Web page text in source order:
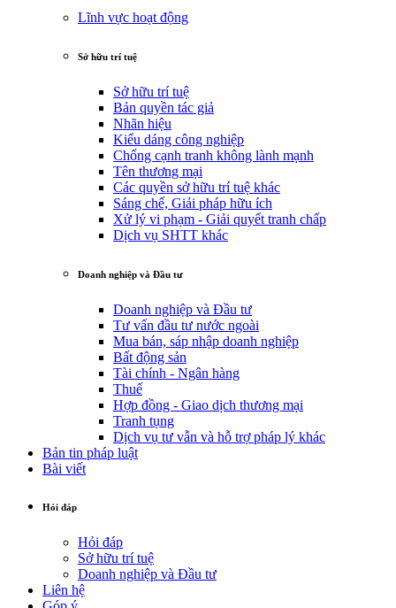
Lĩnh vực hoạt động
Sở hữu trí tuệ
Sở hữu trí tuệ
Bản quyền tác giả
Nhãn hiệu
Kiểu dáng công nghiệp
Chống cạnh tranh không lành mạnh
Tên thương mại
Các quyền sở hữu trí tuệ khác
Sáng chế, Giải pháp hữu ích
Xử lý vi phạm - Giải quyết tranh chấp
Dịch vụ SHTT khác
Doanh nghiệp và Đầu tư
Doanh nghiệp và Đầu tư
Tư vấn đầu tư nước ngoài
Mua bán, sáp nhập doanh nghiệp
Bất động sản
Tài chính - Ngân hàng
Thuế
Hợp đồng - Giao dịch thương mại
Tranh tụng
Dịch vụ tư vẫn và hỗ trợ pháp lý khác
Bản tin pháp luật
Bài viết
Hỏi đáp
Hỏi đáp
Sở hữu trí tuệ
Doanh nghiệp và Đầu tư
Liên hệ